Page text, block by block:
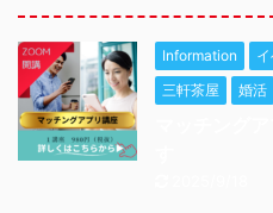
Information
三軒茶屋
婚活